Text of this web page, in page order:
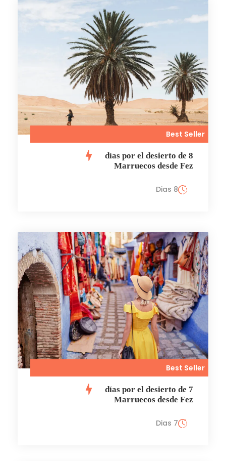
Best Seller
8 días por el desierto de
Marruecos desde Fez
8 Dias
Best Seller
7 días por el desierto de
Marruecos desde Fez
7 Dias